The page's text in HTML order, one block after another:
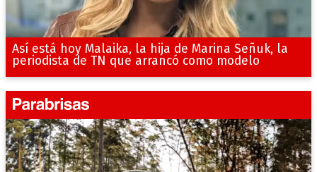
Así está hoy Malaika, la hija de Marina Señuk, la
periodista de TN que arrancó como modelo